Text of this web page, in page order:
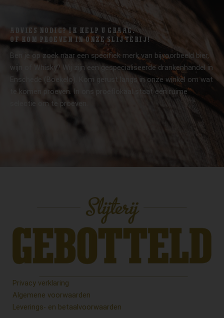
ADVIES NODIG? IK HELP U GRAAG.
OF KOM PROEVEN IN ONZE SLIJTERIJ!
Ben je op zoek naar een specifiek merk van bijvoorbeeld bier,
wijn of Whisky? Wij zijn een gespecialiseerde drankenhandel in
Enschede (Boekelo). Kom gerust langs in onze winkel om wat
te komen proeven. In ons proeflokaal staat een ruime
selectie om te proeven.
Privacy verklaring
Algemene voorwaarden
Leverings- en betaalvoorwaarden